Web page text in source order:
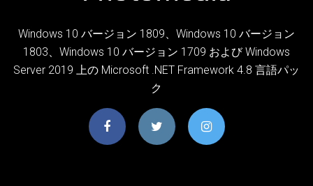
Windows 10 バージョン 1809、Windows 10 バージョン
1803、Windows 10 バージョン 1709 および Windows
Server 2019 上の Microsoft .NET Framework 4.8 言語パッ
ク